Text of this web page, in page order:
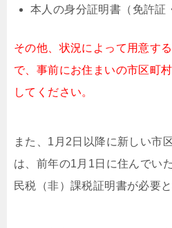
本人の身分証明書（免許証
その他、状況によって用意す
で、事前にお住まいの市区町
してください。
また、1月2日以降に新しい市
は、前年の1月1日に住んでい
民税（非）課税証明書が必要と